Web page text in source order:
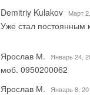
Demitriy Kulakov Mарт
Уже стал постоянным
Ярослав М. Январь 24,
моб. 0950200062
Ярослав М.
Январь 8,